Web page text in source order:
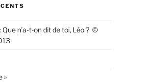
Que n’a-t-on dit de toi, Léo ? ©
»